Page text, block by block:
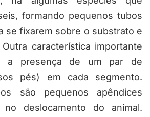
formando pequenos tubos
se fixarem sobre o substrato e
característica importante
a presença de um par de
pés) em cada segmento.
são pequenos apêndices
no deslocamento do animal.